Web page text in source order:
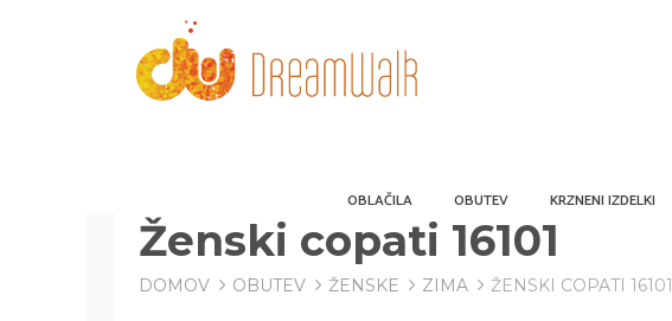
OBLAČILA OBUTEV KRZNENI IZDELKI
Ženski copati 16101
DOMOV OBUTEV ŽENSKE ZIMA ŽENSKI COPATI 16101